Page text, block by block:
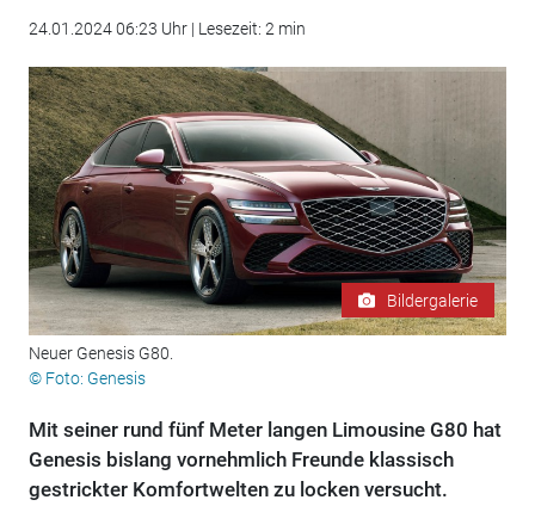
24.01.2024 06:23 Uhr | Lesezeit: 2 min
Bildergalerie
Neuer Genesis G80.
© Foto: Genesis
Mit seiner rund fünf Meter langen Limousine G80 hat
Genesis bislang vornehmlich Freunde klassisch
gestrickter Komfortwelten zu locken versucht.